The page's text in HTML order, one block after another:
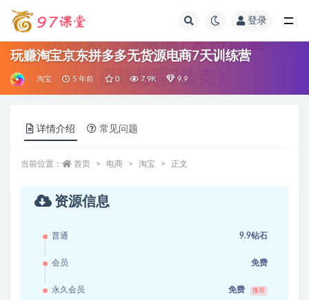
登录
玩赚淘宝京东拼多多无货源电商7天训练营
淘宝 5 年前 0 7.9K 9.9
详情介绍 常见问题
当前位置： 首页 电商 淘宝 正文
资源信息
普通 9.9钻石
会员 免费
永久会员 免费 推荐